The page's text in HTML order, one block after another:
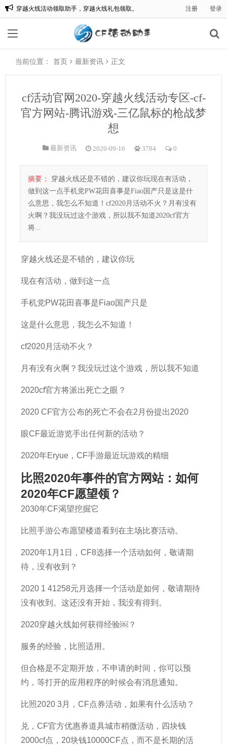
穿越火线活动领取助手，穿越火线礼包领取。
欢迎来到:CF一键领取，CF活动助手一键领取。
注册 登录
当前位置： 首页 最新资讯 正文
cf活动官网2020-穿越火线活动专区-cf-
官方网站-腾讯游戏-三亿鼠标的枪战梦
想
最新资讯 2020-09-16 3784 0
摘要：
穿越火线还是不错的，建议你玩现在有活动，
做到这一点手机党PW花田喜事是Fiao国产只是这是什
么意思，我怎么不知道！cf2020月活动不火？月有没有
火啊？我没玩过这个游戏，所以我不知道2020cf官方
将...
穿越火线还是不错的，建议你玩
现在有活动，做到这一点
手机党PW花田喜事是Fiao国产只是
这是什么意思，我怎么不知道！
cf2020月活动不火？
月有没有火啊？我没玩过这个游戏，所以我不知道
2020cf官方将派出死亡之眼？
2020 CF官方公布的死亡不会在2月份提出2020
眼CF最近游览手出任何新的活动？
2020年Eryue，CF手游最近玩游戏的精细
比照2020年事件的官方网站：如何
2020年CF愿望领？
2030年CF渴望挖掘它
比照手游公布愿望楼道看到在主场比赛活动。
2020年1月1日，CF8选择一个活动如何，敬请期
待，没有收到？
2020 1 41258元月选择一个活动是如何，敬请期待
没有收到。这还没有开始，我没有得到。
2020穿越火线如何获得经验￼？
服务的经验，比照适用。
但合格是不定期开放，不申请的时间，你可以预
约，等打开的应用程序的时候会有消息通知。
比照2020 3月，CF点券活动，如果有什么活动？
兑，CF官方优惠券道具城市稍微活动，四块钱
2000cf点，20块钱10000CF点，而不是长期的活